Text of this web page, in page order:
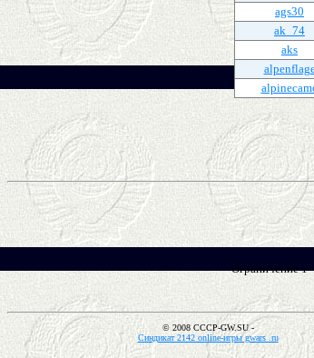
ags30
ak_74
aks
Ограничение 1
© 2008 CCCP-GW.SU -
Синдикат 2142 online-игры gwars .ru